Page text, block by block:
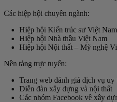
Các hiệp hội chuyên ngành:
Hiệp hội Kiến trúc sư Việt Nam
Hiệp hội Nhà thầu Việt Nam
Hiệp hội Nội thất – Mỹ nghệ
Nền tảng trực tuyến:
Trang web đánh giá dịch vụ uy
Diễn đàn xây dựng và nội thất
Các nhóm Facebook về xây